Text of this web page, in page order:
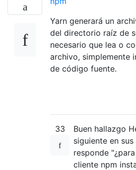
Yarn generará un
del directorio raíz de
necesario que lea o
archivo, simplemente
de código fuente.
33
Buen hallazgo
siguiente en sus
responde
cliente npm